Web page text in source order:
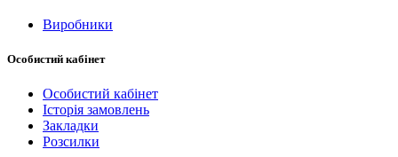
Виробники
Особистий кабінет
Особистий кабінет
Історія замовлень
Закладки
Розсилки